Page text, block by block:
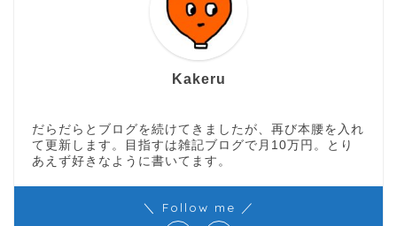
Kakeru
だらだらとブログを続けてきましたが、再び本腰を入れ
て更新します。目指すは雑記ブログで月10万円。とり
あえず好きなように書いてます。
＼ Follow me ／